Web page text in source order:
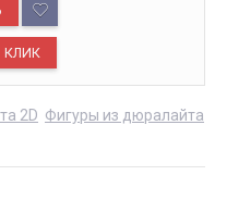
2D Фигуры из дюралайта